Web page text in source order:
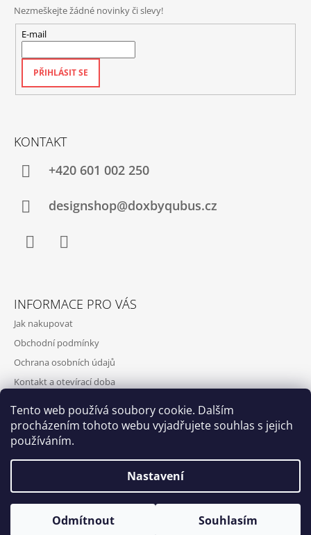
Tento web používá soubory cookie. Dalším
procházením tohoto webu vyjadřujete souhlas s jejich
používáním.
Nastavení
Odmítnout Souhlasím
Nezmeškejte žádné novinky či slevy!
E-mail
PŘIHLÁSIT SE
KONTAKT
+420‭ 601 002 250
designshop@doxbyqubus.cz
INFORMACE PRO VÁS
Jak nakupovat
Obchodní podmínky
Ochrana osobních údajů
Kontakt a otevírací doba
O nás
© 2026 DOX BY QUBUS. Všechna práva
vyhrazena.